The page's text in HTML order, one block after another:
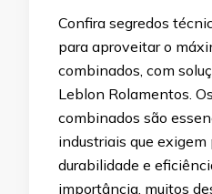
Confira segredos
para aproveitar o
combinados, com
Leblon Rolamentos.
combinados são
industriais que exigem
durabilidade e
importância, muitos